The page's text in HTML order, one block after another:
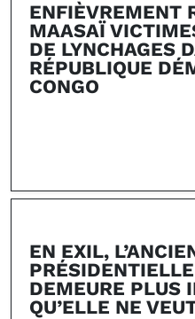
ENFIÈVREMENT
MAASAÏ
DE LYNCHAGES
RÉPUBLIQUE
CONGO
EN EXIL,
DEMEURE PLUS
QU’ELLE NE